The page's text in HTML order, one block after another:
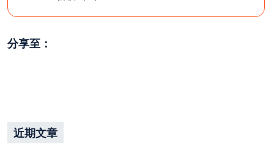
分享至：
近期文章